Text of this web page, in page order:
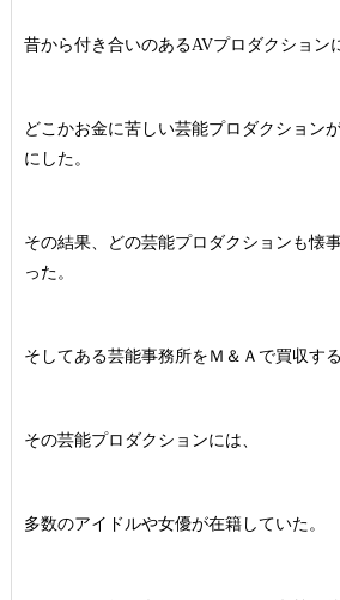
昔から付き合いのあるAVプロダクション
どこかお金に苦しい芸能プロダクション
にした。
その結果、どの芸能プロダクションも懐
った。
そしてある芸能事務所をＭ＆Ａで買収す
その芸能プロダクションには、
多数のアイドルや女優が在籍していた。